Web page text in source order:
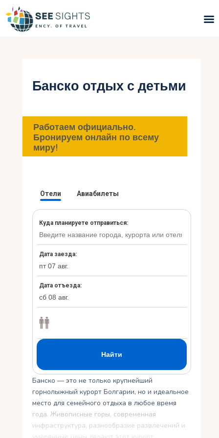
Горящие туры
Страны
Инфо
Контакты
Банско отдых с детьми
Работаем официально.
Бронируем онлайн по всему
миру!
Банско — это не только крупнейший
горнолыжный курорт Болгарии, но и идеальное
место для семейного отдыха в любое время
года. Живописные горы, современная
инфраструктура, разнообразие развлечений и